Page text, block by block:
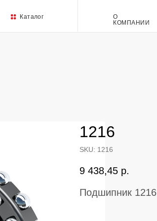
КОМПАНИИ
Каталог
1216
SKU: 1216
9 438,45 р.
Подшипник 1216